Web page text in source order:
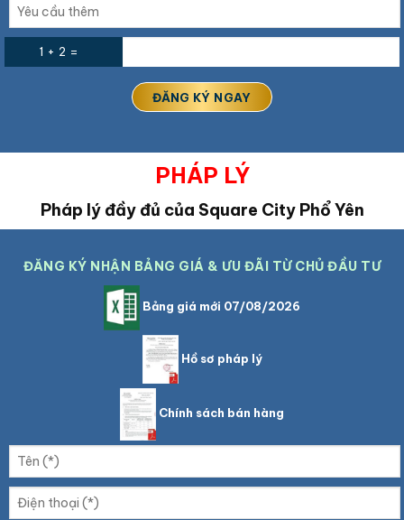
1 + 2 =
PHÁP LÝ
Pháp lý đầy đủ của Square City Phổ Yên
ĐĂNG KÝ NHẬN BẢNG GIÁ & ƯU ĐÃI TỪ CHỦ ĐẦU TƯ
Bảng giá mới 07/08/2026
Hồ sơ pháp lý
Chính sách bán hàng